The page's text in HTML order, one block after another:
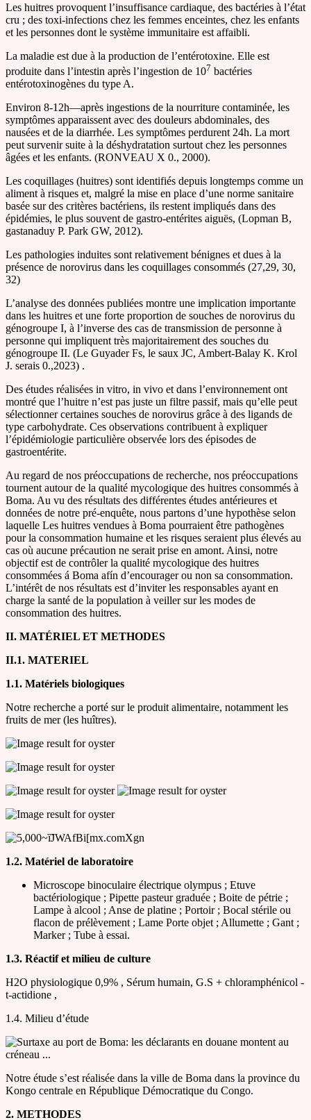
Les huitres provoquent l’insuffisance cardiaque, des bactéries à l’état
cru ; des toxi-infections chez les femmes enceintes, chez les enfants
et les personnes dont le système immunitaire est affaibli.
La maladie est due à la production de l’entérotoxine. Elle est
produite dans l’intestin après l’ingestion de 107 bactéries
entérotoxinogènes du type A.
Environ 8-12h—après ingestions de la nourriture contaminée, les
symptômes apparaissent avec des douleurs abdominales, des
nausées et de la diarrhée. Les symptômes perdurent 24h. La mort
peut survenir suite à la déshydratation surtout chez les personnes
âgées et les enfants. (RONVEAU X 0., 2000).
Les coquillages (huitres) sont identifiés depuis longtemps comme un
aliment à risques et, malgré la mise en place d’une norme sanitaire
basée sur des critères bactériens, ils restent impliqués dans des
épidémies, le plus souvent de gastro-entérites aiguës, (Lopman B,
gastanaduy P. Park GW, 2012).
Les pathologies induites sont relativement bénignes et dues à la
présence de norovirus dans les coquillages consommés (27,29, 30,
32)
L’analyse des données publiées montre une implication importante
dans les huitres et une forte proportion de souches de norovirus du
génogroupe I, à l’inverse des cas de transmission de personne à
personne qui impliquent très majoritairement des souches du
génogroupe II. (Le Guyader Fs, le saux JC, Ambert-Balay K. Krol
J. serais 0.,2023) .
Des études réalisées in vitro, in vivo et dans l’environnement ont
montré que l’huitre n’est pas juste un filtre passif, mais qu’elle peut
sélectionner certaines souches de norovirus grâce à des ligands de
type carbohydrate. Ces observations contribuent à expliquer
l’épidémiologie particulière observée lors des épisodes de
gastroentérite.
Au regard de nos préoccupations de recherche, nos préoccupations
tournent autour de la qualité mycologique des huitres consommés à
Boma. Au vu des résultats des différentes études antérieures et
données de notre pré-enquête, nous partons d’une hypothèse selon
laquelle Les huitres vendues à Boma pourraient être pathogènes
pour la consommation humaine et les risques seraient plus élevés au
cas où aucune précaution ne serait prise en amont. Ainsi, notre
objectif est de contrôler la qualité mycologique des huitres
consommées á Boma afín d’encourager ou non sa consommation.
L’intérêt de nos résultats est d’inviter les responsables ayant en
charge la santé de la population à veiller sur les modes de
consommation des huitres.
II. MATÉRIEL ET METHODES
II.1. MATERIEL
1.1. Matériels biologiques
Notre recherche a porté sur le produit alimentaire, notamment les
fruits de mer (les huîtres).
1.2. Matériel de laboratoire
Microscope binoculaire électrique olympus ; Etuve
bactériologique ; Pipette pasteur graduée ; Boite de pétrie ;
Lampe à alcool ; Anse de platine ; Portoir ; Bocal stérile ou
flacon de prélèvement ; Lame Porte objet ; Allumette ; Gant ;
Marker ; Tube à essai.
1.3. Réactif et milieu de culture
H2O physiologique 0,9% , Sérum humain, G.S + chloramphénicol -
t-actidione ,
1.4. Milieu d’étude
Notre étude s’est réalisée dans la ville de Boma dans la province du
Kongo centrale en République Démocratique du Congo.
2. METHODES